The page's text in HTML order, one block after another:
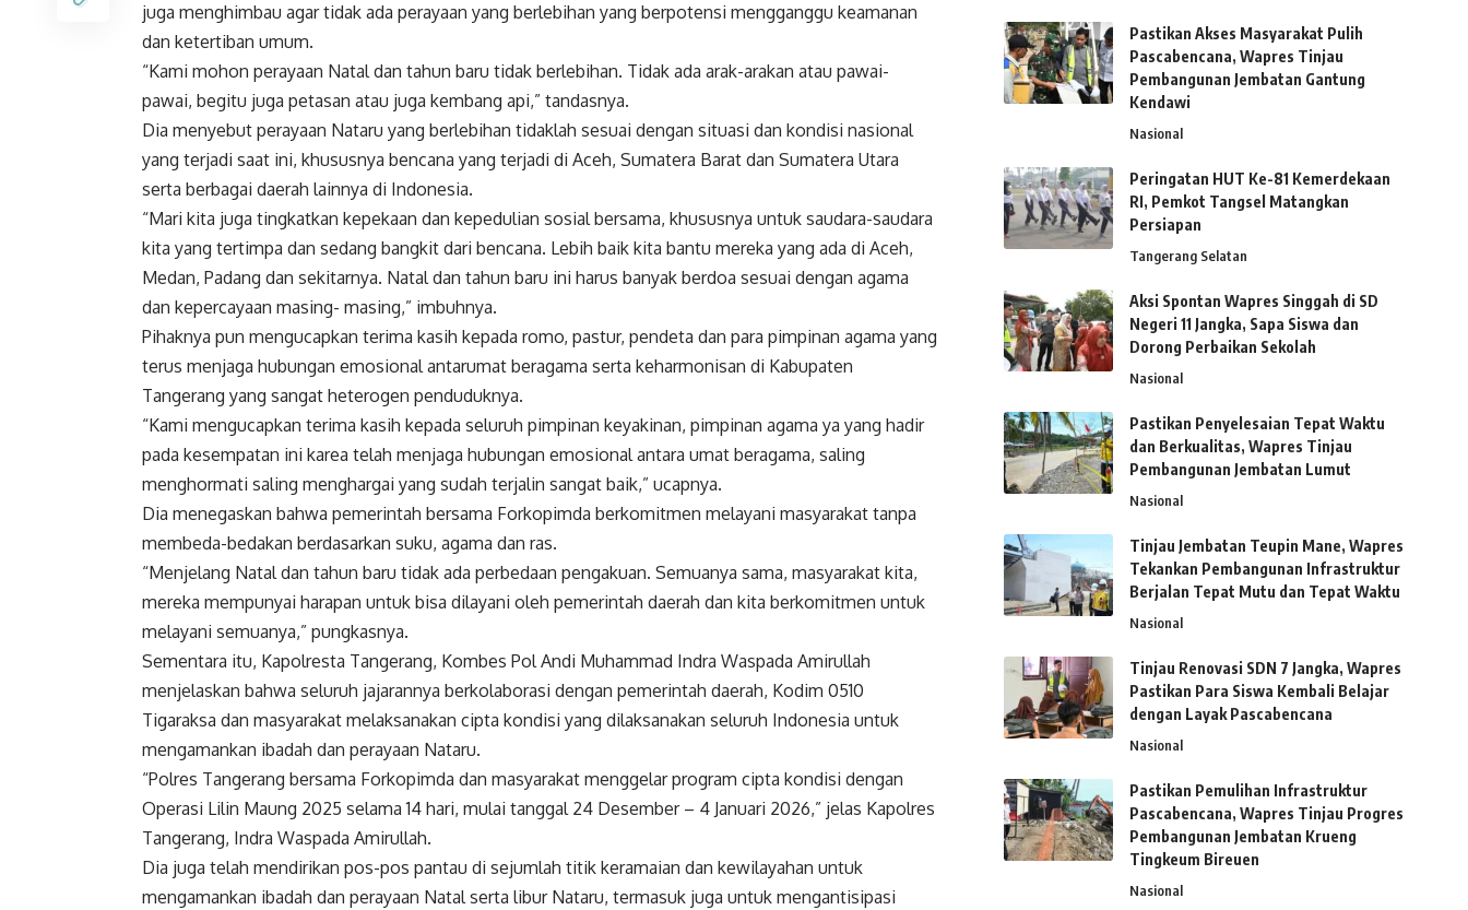
juga menghimbau agar tidak ada perayaan yang berlebihan yang berpotensi mengganggu keamanan
dan ketertiban umum.
“Kami mohon perayaan Natal dan tahun baru tidak berlebihan. Tidak ada arak-arakan atau pawai-
pawai, begitu juga petasan atau juga kembang api,” tandasnya.
Dia menyebut perayaan Nataru yang berlebihan tidaklah sesuai dengan situasi dan kondisi nasional
yang terjadi saat ini, khususnya bencana yang terjadi di Aceh, Sumatera Barat dan Sumatera Utara
serta berbagai daerah lainnya di Indonesia.
“Mari kita juga tingkatkan kepekaan dan kepedulian sosial bersama, khususnya untuk saudara-saudara
kita yang tertimpa dan sedang bangkit dari bencana. Lebih baik kita bantu mereka yang ada di Aceh,
Medan, Padang dan sekitarnya. Natal dan tahun baru ini harus banyak berdoa sesuai dengan agama
dan kepercayaan masing- masing,” imbuhnya.
Pihaknya pun mengucapkan terima kasih kepada romo, pastur, pendeta dan para pimpinan agama yang
terus menjaga hubungan emosional antarumat beragama serta keharmonisan di Kabupaten
Tangerang yang sangat heterogen penduduknya.
“Kami mengucapkan terima kasih kepada seluruh pimpinan keyakinan, pimpinan agama ya yang hadir
pada kesempatan ini karea telah menjaga hubungan emosional antara umat beragama, saling
menghormati saling menghargai yang sudah terjalin sangat baik,” ucapnya.
Dia menegaskan bahwa pemerintah bersama Forkopimda berkomitmen melayani masyarakat tanpa
membeda-bedakan berdasarkan suku, agama dan ras.
“Menjelang Natal dan tahun baru tidak ada perbedaan pengakuan. Semuanya sama, masyarakat kita,
mereka mempunyai harapan untuk bisa dilayani oleh pemerintah daerah dan kita berkomitmen untuk
melayani semuanya,” pungkasnya.
Sementara itu, Kapolresta Tangerang, Kombes Pol Andi Muhammad Indra Waspada Amirullah
menjelaskan bahwa seluruh jajarannya berkolaborasi dengan pemerintah daerah, Kodim 0510
Tigaraksa dan masyarakat melaksanakan cipta kondisi yang dilaksanakan seluruh Indonesia untuk
mengamankan ibadah dan perayaan Nataru.
“Polres Tangerang bersama Forkopimda dan masyarakat menggelar program cipta kondisi dengan
Operasi Lilin Maung 2025 selama 14 hari, mulai tanggal 24 Desember – 4 Januari 2026,” jelas Kapolres
Tangerang, Indra Waspada Amirullah.
Dia juga telah mendirikan pos-pos pantau di sejumlah titik keramaian dan kewilayahan untuk
mengamankan ibadah dan perayaan Natal serta libur Nataru, termasuk juga untuk mengantisipasi
Pastikan Akses Masyarakat Pulih
Pascabencana, Wapres Tinjau
Pembangunan Jembatan Gantung
Kendawi
Nasional
Peringatan HUT Ke-81 Kemerdekaan
RI, Pemkot Tangsel Matangkan
Persiapan
Tangerang Selatan
Aksi Spontan Wapres Singgah di SD
Negeri 11 Jangka, Sapa Siswa dan
Dorong Perbaikan Sekolah
Nasional
Pastikan Penyelesaian Tepat Waktu
dan Berkualitas, Wapres Tinjau
Pembangunan Jembatan Lumut
Nasional
Tinjau Jembatan Teupin Mane, Wapres
Tekankan Pembangunan Infrastruktur
Berjalan Tepat Mutu dan Tepat Waktu
Nasional
Tinjau Renovasi SDN 7 Jangka, Wapres
Pastikan Para Siswa Kembali Belajar
dengan Layak Pascabencana
Nasional
Pastikan Pemulihan Infrastruktur
Pascabencana, Wapres Tinjau Progres
Pembangunan Jembatan Krueng
Tingkeum Bireuen
Nasional